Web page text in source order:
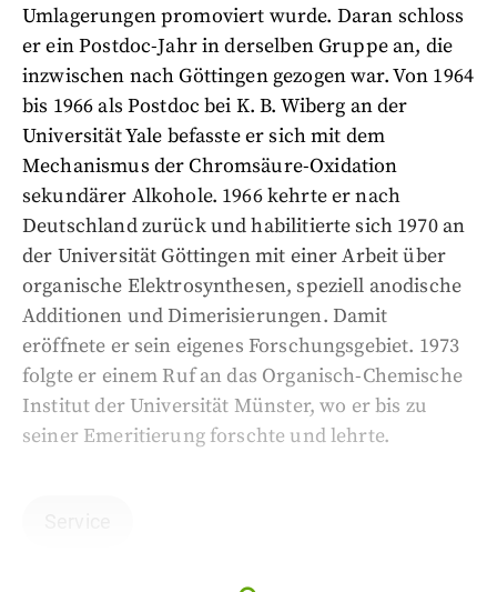
Umlagerungen promoviert wurde. Daran schloss
er ein Postdoc-Jahr in derselben Gruppe an, die
inzwischen nach Göttingen gezogen war. Von 1964
bis 1966 als Postdoc bei K. B. Wiberg an der
Universität Yale befasste er sich mit dem
Mechanismus der Chromsäure-Oxidation
sekundärer Alkohole. 1966 kehrte er nach
Deutschland zurück und habilitierte sich 1970 an
der Universität Göttingen mit einer Arbeit über
organische Elektrosynthesen, speziell anodische
Additionen und Dimerisierungen. Damit
eröffnete er sein eigenes Forschungsgebiet. 1973
folgte er einem Ruf an das Organisch-Chemische
Institut der Universität Münster, wo er bis zu
seiner Emeritierung forschte und lehrte.